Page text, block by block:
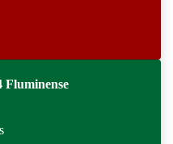
Fluminense